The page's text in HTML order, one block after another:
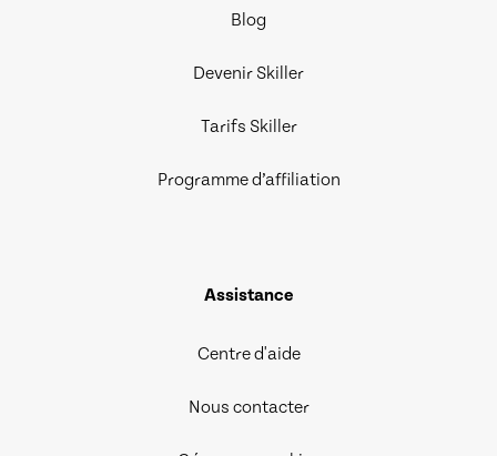
Blog
Devenir Skiller
Tarifs Skiller
Programme d’affiliation
Assistance
Centre d'aide
Nous contacter